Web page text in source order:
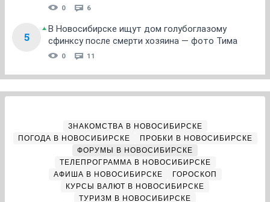
0 6
5
В Новосибирске ищут дом голубоглазому
сфинксу после смерти хозяина — фото Тима
0 11
ЗНАКОМСТВА В НОВОСИБИРСКЕ
ПОГОДА В НОВОСИБИРСКЕ
ПРОБКИ В НОВОСИБИРСКЕ
ФОРУМЫ В НОВОСИБИРСКЕ
ТЕЛЕПРОГРАММА В НОВОСИБИРСКЕ
АФИША В НОВОСИБИРСКЕ
ГОРОСКОП
КУРСЫ ВАЛЮТ В НОВОСИБИРСКЕ
ТУРИЗМ В НОВОСИБИРСКЕ